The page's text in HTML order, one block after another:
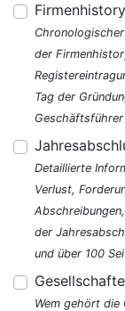
Firmenhistory
der
Tag der
Detaillierte
Verlust,
der
und über 100
Wem gehört die